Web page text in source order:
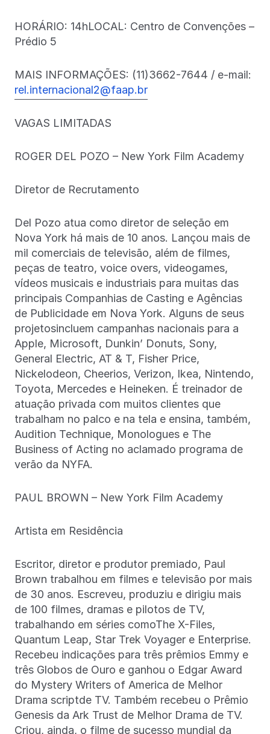
HORÁRIO: 14hLOCAL: Centro de Convenções –
Prédio 5
MAIS INFORMAÇÕES: (11)3662-7644 / e-mail:
rel.internacional2@faap.br
VAGAS LIMITADAS
ROGER DEL POZO – New York Film Academy
Diretor de Recrutamento
Del Pozo atua como diretor de seleção em
Nova York há mais de 10 anos. Lançou mais de
mil comerciais de televisão, além de filmes,
peças de teatro, voice overs, videogames,
vídeos musicais e industriais para muitas das
principais Companhias de Casting e Agências
de Publicidade em Nova York. Alguns de seus
projetosincluem campanhas nacionais para a
Apple, Microsoft, Dunkin’ Donuts, Sony,
General Electric, AT & T, Fisher Price,
Nickelodeon, Cheerios, Verizon, Ikea, Nintendo,
Toyota, Mercedes e Heineken. É treinador de
atuação privada com muitos clientes que
trabalham no palco e na tela e ensina, também,
Audition Technique, Monologues e The
Business of Acting no aclamado programa de
verão da NYFA.
PAUL BROWN – New York Film Academy
Artista em Residência
Escritor, diretor e produtor premiado, Paul
Brown trabalhou em filmes e televisão por mais
de 30 anos. Escreveu, produziu e dirigiu mais
de 100 filmes, dramas e pilotos de TV,
trabalhando em séries comoThe X-Files,
Quantum Leap, Star Trek Voyager e Enterprise.
Recebeu indicações para três prêmios Emmy e
três Globos de Ouro e ganhou o Edgar Award
do Mystery Writers of America de Melhor
Drama scriptde TV. Também recebeu o Prêmio
Genesis da Ark Trust de Melhor Drama de TV.
Criou, ainda, o filme de sucesso mundial da